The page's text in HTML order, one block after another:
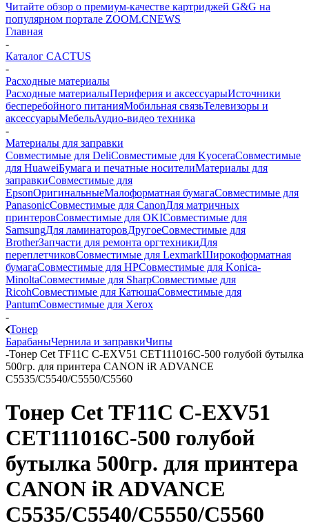
Читайте обзор о премиум-качестве картриджей G&G на
популярном портале ZOOM.CNEWS
Главная
-
Каталог CACTUS
-
Расходные материалы
Расходные материалыПериферия и аксессуарыИсточники
бесперебойного питанияМобильная связьТелевизоры и
аксессуарыМебельАудио-видео техника
-
Материалы для заправки
Совместимые для DeliСовместимые для KyoceraСовместимые
для HuaweiБумага и печатные носителиМатериалы для
заправкиСовместимые для
EpsonОригинальныеМалоформатная бумагаСовместимые для
PanasonicСовместимые для CanonДля матричных
принтеровСовместимые для OKIСовместимые для
SamsungДля ламинаторовДругоеСовместимые для
BrotherЗапчасти для ремонта оргтехникиДля
переплетчиковСовместимые для LexmarkШирокоформатная
бумагаСовместимые для HPСовместимые для Konica-
MinoltaСовместимые для SharpСовместимые для
RicohСовместимые для КатюшаСовместимые для
PantumСовместимые для Xerox
-
Тонер
БарабаныЧернила и заправкиЧипы
-Тонер Cet TF11C C-EXV51 CET111016C-500 голубой бутылка
500гр. для принтера CANON iR ADVANCE
C5535/C5540/C5550/C5560
Тонер Cet TF11C C-EXV51
CET111016C-500 голубой
бутылка 500гр. для принтера
CANON iR ADVANCE
C5535/C5540/C5550/C5560